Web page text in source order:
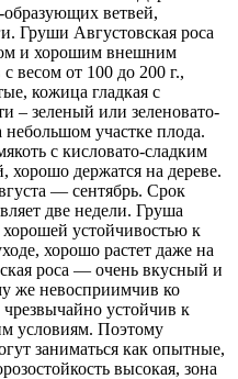
ветвей,
Груши Августовская роса
и хорошим внешним
весом от 100 до 200 г.,
кожица гладкая с
– зеленый или зеленовато-
участке плода.
с кисловато-сладким
держатся на дереве.
— сентябрь. Срок
две недели. Груша
хорошей устойчивостью к
хорошо растет даже на
роса — очень вкусный и
же невосприимчив ко
устойчив к
условиям. Поэтому
заниматься как опытные,
высокая, зона